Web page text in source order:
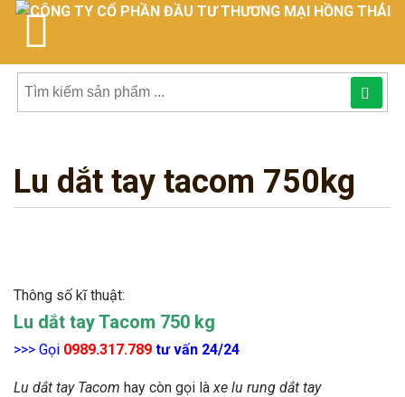
Tìm
sản
Lu dắt tay tacom 750kg
Thông số kĩ thuật:
Lu dắt tay Tacom 750 kg
>>> Gọi 0989.317.789 tư vấn 24/24
Lu dắt tay Tacom hay còn gọi làxe lu rung dắt tay